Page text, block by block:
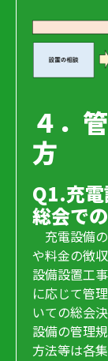
４．
方
Q1.充電
総会で
充電設備
や料金の徴
設備設置工
に応じて管
いての総会
設備の管理
方法等は各